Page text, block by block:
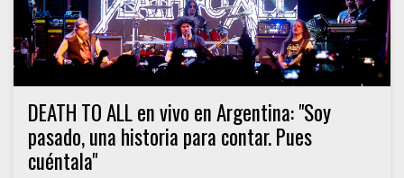
DEATH TO ALL en vivo en Argentina: "Soy
pasado, una historia para contar. Pues
cuéntala"